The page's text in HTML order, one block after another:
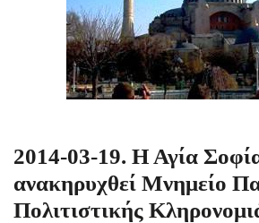
2014-03-19. Η Αγία
ανακηρυχθεί Μνημείο
Πολιτιστικής